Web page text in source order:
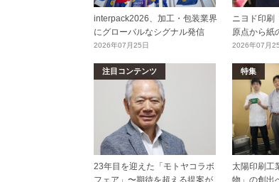
interpack2026、加工・包装業界
にグローバルなシグナル発信
2026年07月25日
ニヨド印刷
原点から紙
2026年07月
注目コンテンツ
23年目を迎えた「モトヤコラボ
フェア」〜期待を超える提案が
特集
太陽印刷工
物」の創出